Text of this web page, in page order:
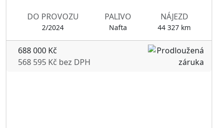
DO PROVOZU
2/2024
PALIVO
Nafta
NÁJEZD
44 327 km
688 000 Kč
568 595 Kč bez DPH